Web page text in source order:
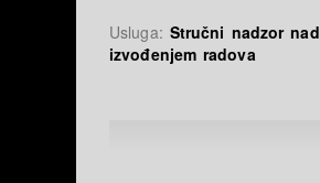
Usluga: Stručni nadzor nad
izvođenjem radova